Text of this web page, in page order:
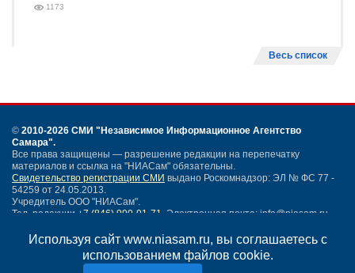
Используя сайт www.niasam.ru, вы соглашаетесь с
использованием файлов cookie.
1173
Весь список
© 2010-2026 СМИ "Независимое Информационное Агентство
Самара".
Все права защищены — разрешение редакции на перепечатку
материалов и ссылка на "НИАСам" обязательны.
Свидетельство регистрации СМИ выдано Роскомнадзор: ЭЛ № ФС 77 -
54259 от 24.05.2013.
Учредитель ООО "НИАСам".
Тел. редакции +7 (846) 990-91-71. Электронная почта: info@niasam.ru
Написать письмо